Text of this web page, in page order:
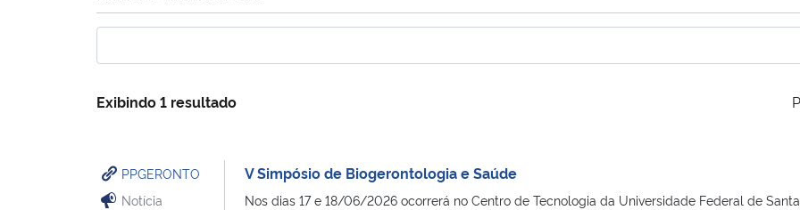
Exibindo 1 resultado
PPGERONTO
Notícia
V Simpósio de Biogerontologia e Saúde
Nos dias 17 e 18/06/2026 ocorrerá no Centro de Tecnologia da Universidade Federal de Santa